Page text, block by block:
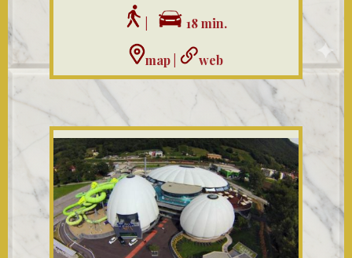
18 min.
map| web